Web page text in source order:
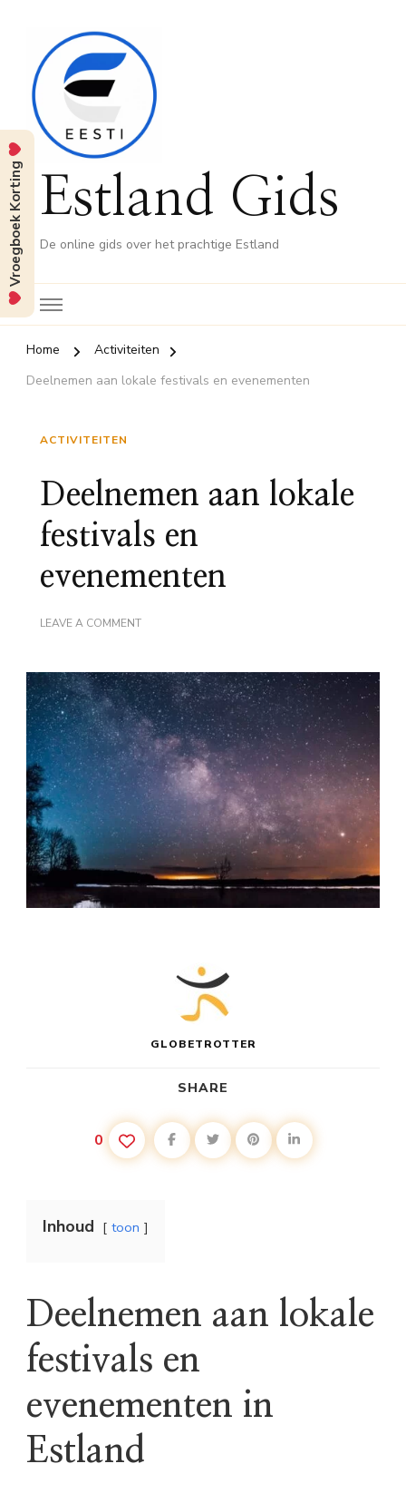
Estland Gids
De online gids over het prachtige Estland
Home
Activiteiten
Deelnemen aan lokale festivals en evenementen
ACTIVITEITEN
Deelnemen aan lokale
festivals en
evenementen
LEAVE A COMMENTON
FESTIVALS
EN
EVENEMENTEN
GLOBETROTTER
SHARE
0
Inhoud toon
Deelnemen aan lokale
festivals en
evenementen in
Estland
Vroegboek Korting